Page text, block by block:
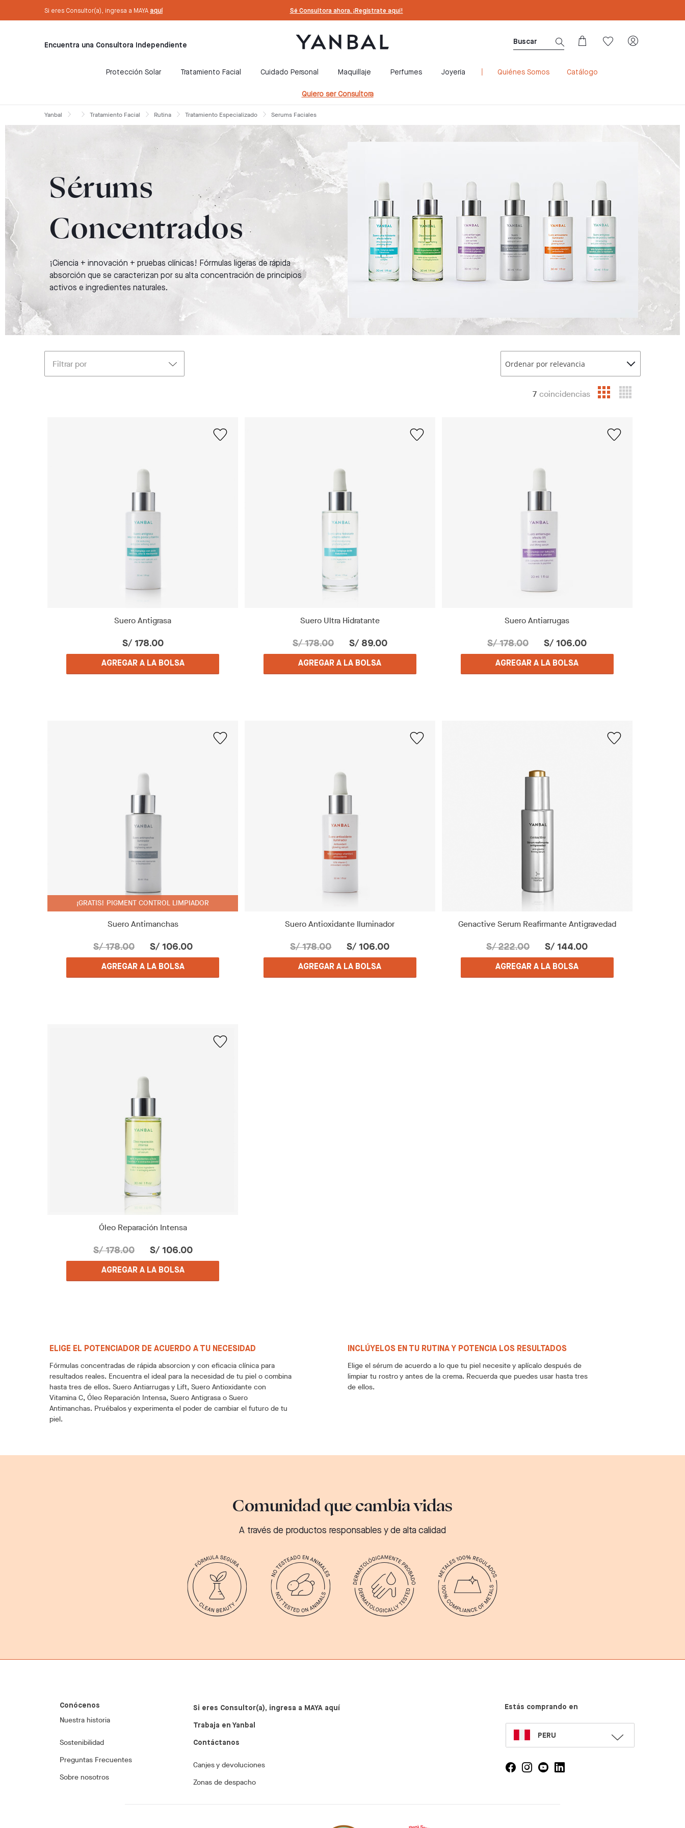
Si eres Consultor(a), ingresa a MAYA aquí
Mira los códigos NSO de nuestros productos Sé Consultora ahora. ¡Regístrate aquí!
Encuentra una Consultora Independiente
Protección Solar Tratamiento Facial Cuidado Personal Maquillaje Perfumes Joyería Quiénes Somos Catálogo
Quiero ser Consultora
Yanbal Tratamiento Facial Rutina Tratamiento Especializado Serums Faciales
Sérums
Concentrados
¡Ciencia + innovación + pruebas clínicas! Fórmulas ligeras de rápida
absorción que se caracterizan por su alta concentración de principios
activos e ingredientes naturales.
Filtrar por Ordenar por relevancia
7 coincidencias
Suero Antigrasa
S/ 178.00
AGREGAR A LA BOLSA
Suero Ultra Hidratante
S/ 178.00 S/ 89.00
AGREGAR A LA BOLSA
Suero Antiarrugas
S/ 178.00 S/ 106.00
AGREGAR A LA BOLSA
¡GRATIS! PIGMENT CONTROL LIMPIADOR
Suero Antimanchas
S/ 178.00 S/ 106.00
AGREGAR A LA BOLSA
Suero Antioxidante Iluminador
S/ 178.00 S/ 106.00
AGREGAR A LA BOLSA
Genactive Serum Reafirmante Antigravedad
S/ 222.00 S/ 144.00
AGREGAR A LA BOLSA
Óleo Reparación Intensa
S/ 178.00 S/ 106.00
AGREGAR A LA BOLSA
ELIGE EL POTENCIADOR DE ACUERDO A TU NECESIDAD
Fórmulas concentradas de rápida absorcion y con eficacia clínica para
resultados reales. Encuentra el ideal para la necesidad de tu piel o combina
hasta tres de ellos. Suero Antiarrugas y Lift, Suero Antioxidante con
Vitamina C, Óleo Reparación Intensa, Suero Antigrasa o Suero
Antimanchas. Pruébalos y experimenta el poder de cambiar el futuro de tu
piel.
INCLÚYELOS EN TU RUTINA Y POTENCIA LOS RESULTADOS
Elige el sérum de acuerdo a lo que tu piel necesite y aplícalo después de
limpiar tu rostro y antes de la crema. Recuerda que puedes usar hasta tres
de ellos.
Comunidad que cambia vidas
A través de productos responsables y de alta calidad
Conócenos
Nuestra historia
Sostenibilidad
Preguntas Frecuentes
Sobre nosotros
Si eres Consultor(a), ingresa a MAYA aquí
Trabaja en Yanbal
Contáctanos
Canjes y devoluciones
Zonas de despacho
Estás comprando en
SELECT
LANGUAGE
PERU